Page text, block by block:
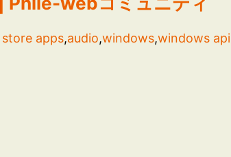
apps,audio,windows,windows api